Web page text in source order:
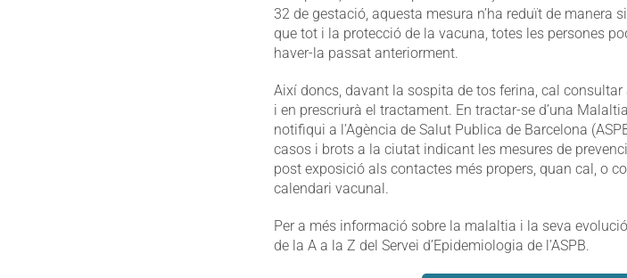
32 de gestació, aquesta mesura n’ha reduït de manera
que tot i la protecció de la vacuna, totes les persones
haver-la passat anteriorment.
Així doncs, davant la sospita de tos ferina, cal
i en prescriurà el tractament. En tractar-se d’una
notifiqui a l’Agència de Salut Publica de Barcelona
casos i brots a la ciutat indicant les mesures de
post exposició als contactes més propers, quan cal, o
calendari vacunal.
Per a més informació sobre la malaltia i la seva
de la A a la Z del Servei d’Epidemiologia de l’ASPB.